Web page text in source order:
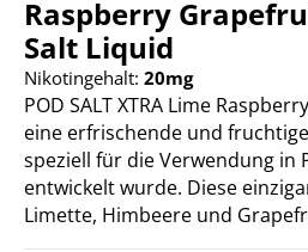
Raspberry
Salt Liquid
Nikotingehalt: 20mg
POD SALT XTRA Lime
eine erfrischende und
speziell für die Verwendung in
entwickelt wurde. Diese
Limette, Himbeere und